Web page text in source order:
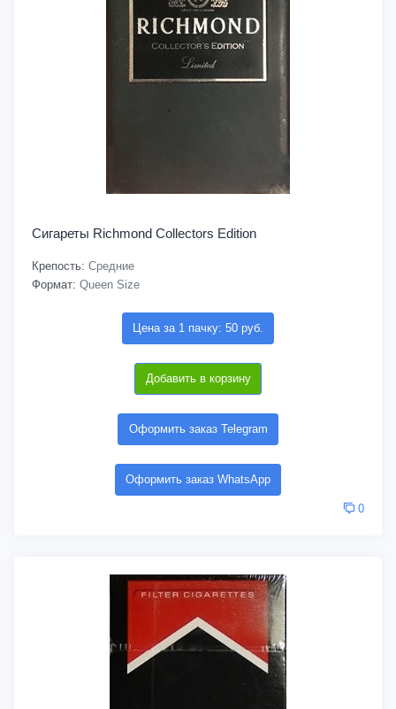
Сигареты Richmond Collectors Edition
Крепость: Средние
Формат: Queen Size
Цена за 1 пачку: 50 руб.
Добавить в корзину
Оформить заказ Telegram
Оформить заказ WhatsApp
0